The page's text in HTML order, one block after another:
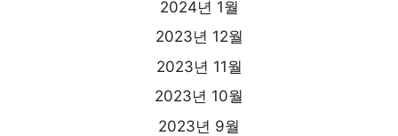
2024년 1월
2023년 12월
2023년 11월
2023년 10월
2023년 9월